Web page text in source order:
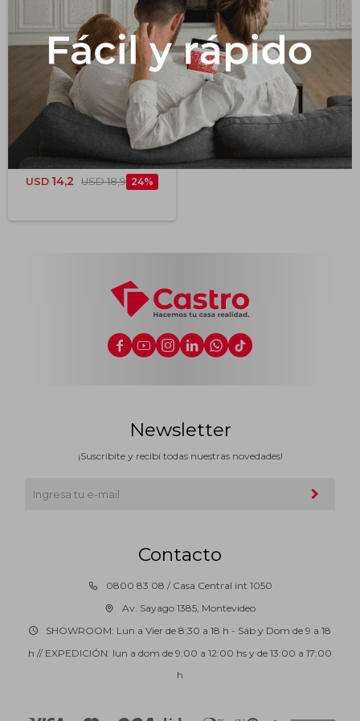
Piso Vinilico Maderado
Modelo J2853 -
152x914x2x0,07 Mm
USD 14,2 USD 18,9 24
     
Contacto
0800 83 08 / Casa Central int 1050
Av. Sayago 1385, Montevideo
SHOWROOM: Lun a Vier de 8:30 a 18 h - Sáb y Dom de 9 a 18
h // EXPEDICIÓN: lun a dom de 9:00 a 12:00 hs y de 13:00 a 17:00
h
Newsletter
¡Suscribite y recibí todas nuestras novedades!
Impermeabilizantes